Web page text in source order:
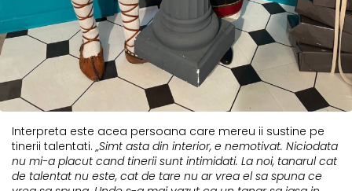
Interpreta este acea persoana care mereu ii sustine pe
tinerii talentati.„Simt asta din interior, e nemotivat. Niciodata
nu mi-a placut cand tinerii sunt intimidati. La noi, tanarul cat
de talentat nu este, cat de tare nu ar vrea el sa spuna ce